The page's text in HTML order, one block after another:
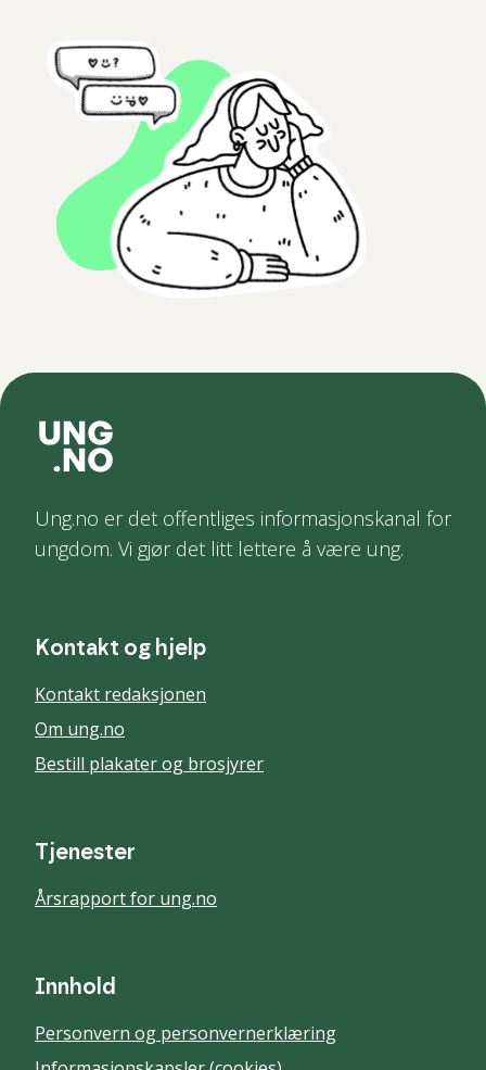
Ung.no er det offentliges informasjonskanal for
ungdom. Vi gjør det litt lettere å være ung.
Kontakt og hjelp
Kontakt redaksjonen
Om ung.no
Bestill plakater og brosjyrer
Tjenester
Årsrapport for ung.no
Innhold
Personvern og personvernerklæring